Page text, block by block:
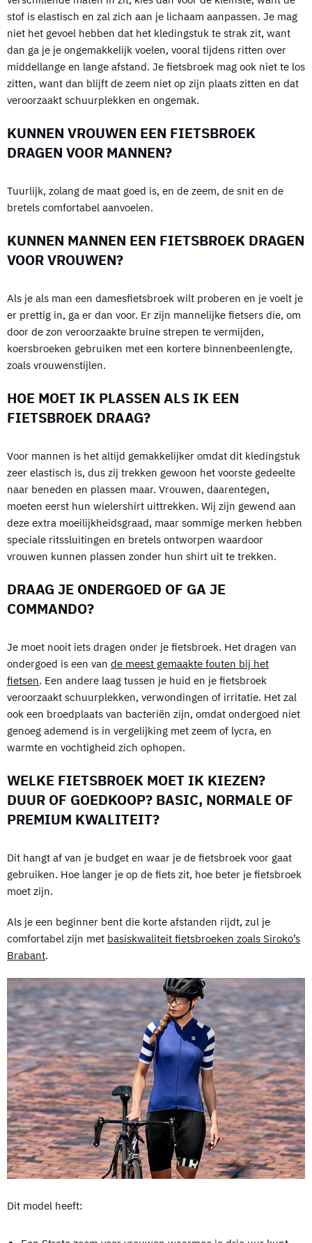
stof is elastisch en zal zich aan je lichaam aanpassen. Je mag
niet het gevoel hebben dat het kledingstuk te strak zit, want
dan ga je je ongemakkelijk voelen, vooral tijdens ritten over
middellange en lange afstand. Je fietsbroek mag ook niet te los
zitten, want dan blijft de zeem niet op zijn plaats zitten en dat
veroorzaakt schuurplekken en ongemak.
KUNNEN VROUWEN EEN FIETSBROEK
DRAGEN VOOR MANNEN?
Tuurlijk, zolang de maat goed is, en de zeem, de snit en de
bretels comfortabel aanvoelen.
KUNNEN MANNEN EEN FIETSBROEK DRAGEN
VOOR VROUWEN?
Als je als man een damesfietsbroek wilt proberen en je voelt je
er prettig in, ga er dan voor. Er zijn mannelijke fietsers die, om
door de zon veroorzaakte bruine strepen te vermijden,
koersbroeken gebruiken met een kortere binnenbeenlengte,
zoals vrouwenstijlen.
HOE MOET IK PLASSEN ALS IK EEN
FIETSBROEK DRAAG?
Voor mannen is het altijd gemakkelijker omdat dit kledingstuk
zeer elastisch is, dus zij trekken gewoon het voorste gedeelte
naar beneden en plassen maar. Vrouwen, daarentegen,
moeten eerst hun wielershirt uittrekken. Wij zijn gewend aan
deze extra moeilijkheidsgraad, maar sommige merken hebben
speciale ritssluitingen en bretels ontworpen waardoor
vrouwen kunnen plassen zonder hun shirt uit te trekken.
DRAAG JE ONDERGOED OF GA JE
COMMANDO?
Je moet nooit iets dragen onder je fietsbroek. Het dragen van
ondergoed is een van de meest gemaakte fouten bij het
fietsen. Een andere laag tussen je huid en je fietsbroek
veroorzaakt schuurplekken, verwondingen of irritatie. Het zal
ook een broedplaats van bacteriën zijn, omdat ondergoed niet
genoeg ademend is in vergelijking met zeem of lycra, en
warmte en vochtigheid zich ophopen.
WELKE FIETSBROEK MOET IK KIEZEN?
DUUR OF GOEDKOOP? BASIC, NORMALE OF
PREMIUM KWALITEIT?
Dit hangt af van je budget en waar je de fietsbroek voor gaat
gebruiken. Hoe langer je op de fiets zit, hoe beter je fietsbroek
moet zijn.
Als je een beginner bent die korte afstanden rijdt, zul je
comfortabel zijn met basiskwaliteit fietsbroeken zoals Siroko’s
Brabant.
Dit model heeft: